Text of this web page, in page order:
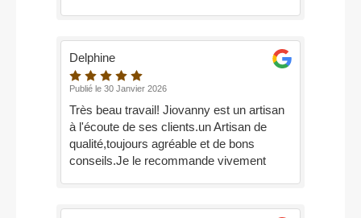
Delphine
Publié le 30 Janvier 2026
Très beau travail! Jiovanny est un artisan
à l'écoute de ses clients.un Artisan de
qualité,toujours agréable et de bons
conseils.Je le recommande vivement